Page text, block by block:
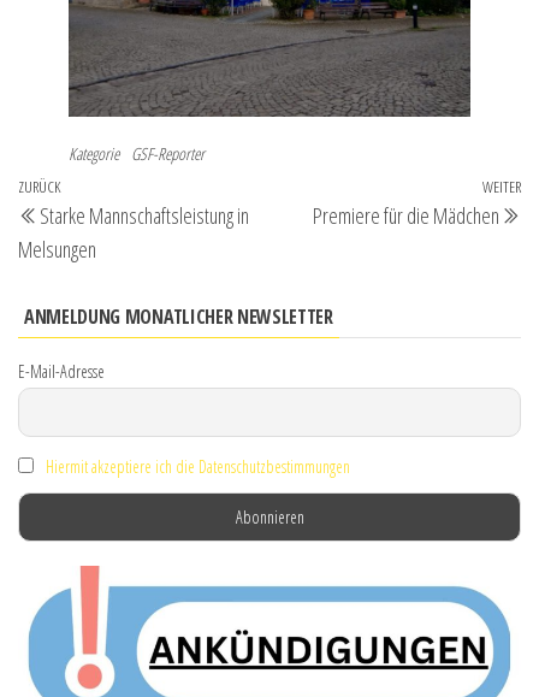
Kategorie GSF-Reporter
Beitragsnavigation
Vorheriger
Beitrag
ZURÜCK
Starke Mannschaftsleistung in
Melsungen
WEITER
Premiere für die Mädchen
ANMELDUNG MONATLICHER NEWSLETTER
E-Mail-Adresse
Hiermit akzeptiere ich die Datenschutzbestimmungen